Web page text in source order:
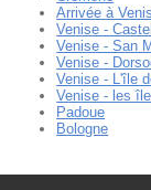
Arrivée à
Venise -
Venise - San
Venise -
Venise - L'île
Venise - les
Padoue
Bologne